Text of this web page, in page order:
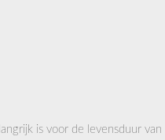
is voor de levensduur van